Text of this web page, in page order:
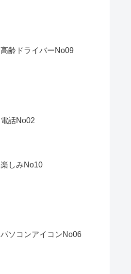
高齢ドライバーNo09
電話No02
楽しみNo10
パソコンアイコンNo06